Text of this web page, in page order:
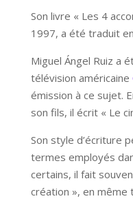
Son livre « Les 4
1997, a été traduit
Miguel Ángel Ruiz a
télévision américaine
émission à ce sujet.
son fils, il écrit « Le
Son style d’écriture
termes employés
certains, il fait
création », en même